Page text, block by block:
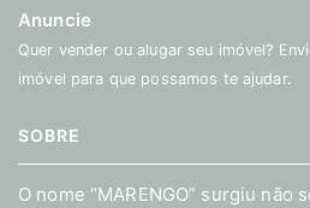
Anuncie
Quer vender ou alugar seu imóvel?
imóvel para que possamos te ajudar.
SOBRE
O nome “MARENGO” surgiu não